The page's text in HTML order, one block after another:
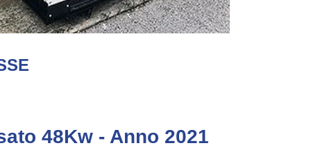
48Kw - Anno 2021